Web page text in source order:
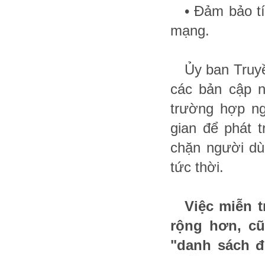
• Đảm bảo
mạng.
Ủy ban
các bản cập
trường hợp
gian để phát
chặn người
tức thời.
Việc miễn
rộng hơn,
"danh sách